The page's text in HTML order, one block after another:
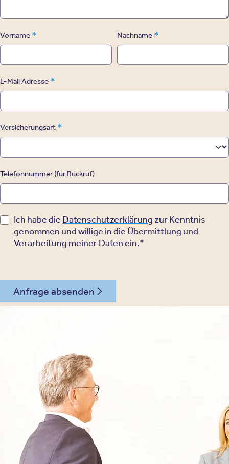
Vorname * Nachname *
E-Mail Adresse *
Versicherungsart *
Telefonnummer (für Rückruf)
Ich habe die Datenschutzerklärung zur Kenntnis
genommen und willige in die Übermittlung und
Verarbeitung meiner Daten ein.*
Anfrage absenden
Informationen
Für Patienten
Für Zuweiser
Für Angehörige
Über Oberberg
Kliniken für Kinder & Jugendlichen